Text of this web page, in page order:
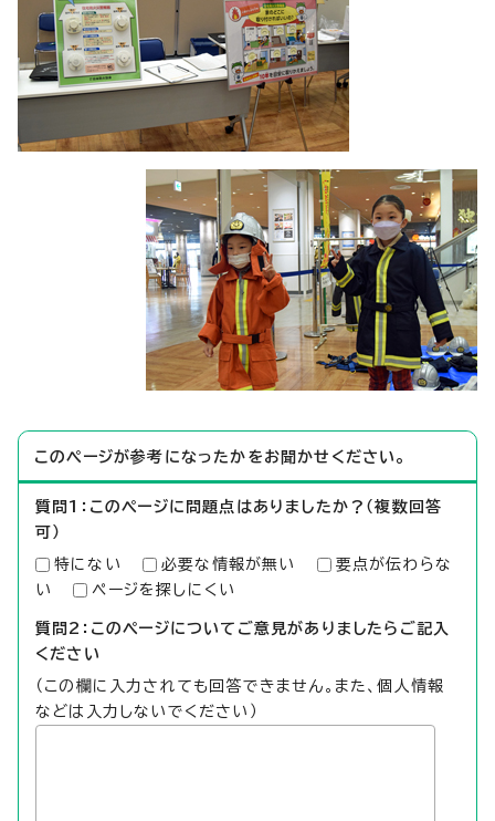
このページが参考になったかをお聞かせください。
質問1：このページに問題点はありましたか？（複数回答
可）
特にない 必要な情報が無い
要点が伝わらな
い
ページを探しにくい
質問2：このページについてご意見がありましたらご記入
ください
（この欄に入力されても回答できません。また、個人情報
などは入力しないでください）